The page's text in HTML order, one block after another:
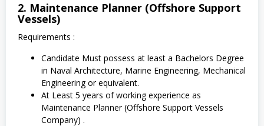
2. Maintenance Planner (Offshore Support
Vessels)
Requirements :
Candidate Must possess at least a Bachelors Degree
in Naval Architecture, Marine Engineering, Mechanical
Engineering or equivalent.
At Least 5 years of working experience as
Maintenance Planner (Offshore Support Vessels
Company) .